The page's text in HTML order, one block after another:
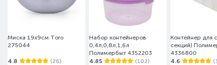
Миска 19х9см Toro
275044
4.8 (26)
Набор контейнеров
0,4л,0,8л,1,6л
Полимербыт 4352203
4.85
(102)
Контейнер для
секций)
4336800
4.6